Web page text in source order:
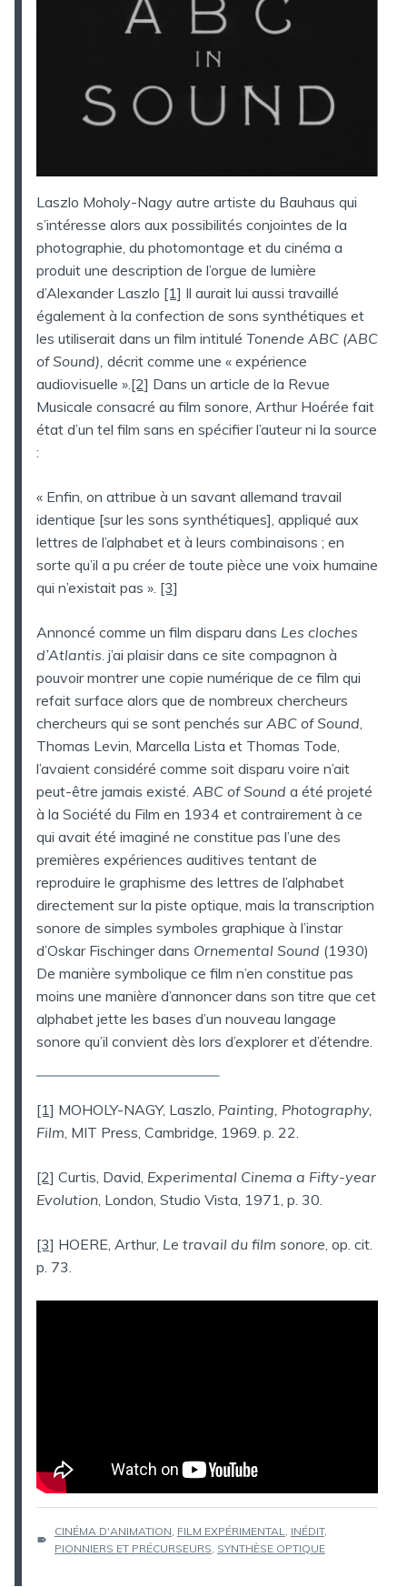
Laszlo Moholy-Nagy autre artiste du Bauhaus qui
s’intéresse alors aux possibilités conjointes de la
photographie, du photomontage et du cinéma a
produit une description de l’orgue de lumière
d’Alexander Laszlo [1] Il aurait lui aussi travaillé
également à la confection de sons synthétiques et
les utiliserait dans un film intitulé Tonende ABC (ABC
of Sound), décrit comme une « expérience
audiovisuelle ». [2] Dans un article de la Revue
Musicale consacré au film sonore, Arthur Hoérée fait
état d’un tel film sans en spécifier l’auteur ni la source
:
« Enfin, on attribue à un savant allemand travail
identique [sur les sons synthétiques], appliqué aux
lettres de l’alphabet et à leurs combinaisons ; en
sorte qu’il a pu créer de toute pièce une voix humaine
qui n’existait pas ». [3]
Annoncé comme un film disparu dans Les cloches
d’Atlantis . j’ai plaisir dans ce site compagnon à
pouvoir montrer une copie numérique de ce film qui
refait surface alors que de nombreux chercheurs
chercheurs qui se sont penchés surABC of Sound
Thomas Levin, Marcella Lista et Thomas Tode,
l’avaient considéré comme soit disparu voire n’ait
peut-être jamais existé. ABC of Sound a été projeté
à la Société du Film en 1934 et contrairement à ce
qui avait été imaginé ne constitue pas l’une des
premières expériences auditives tentant de
reproduire le graphisme des lettres de l’alphabet
directement sur la piste optique, mais la transcription
sonore de simples symboles graphique à l’instar
d’Oskar Fischinger dans Ornemental Sound (1930)
De manière symbolique ce film n’en constitue pas
moins une manière d’annoncer dans son titre que cet
alphabet jette les bases d’un nouveau langage
sonore qu’il convient dès lors d’explorer et d’étendre.
[1] MOHOLY-NAGY, Laszlo, Painting, Photography,
Film , MIT Press, Cambridge, 1969. p. 22.
[2] Curtis, David, Experimental Cinema a Fifty-year
Evolution , London, Studio Vista, 1971, p. 30.
[3] HOERE, Arthur, Le travail du film sonore , op. cit.
p. 73.
ÉTIQUETTES :
CINÉMA D'ANIMATION, FILM EXPÉRIMENTAL, INÉDIT,
PIONNIERS ET PRÉCURSEURS, SYNTHÈSE OPTIQUE